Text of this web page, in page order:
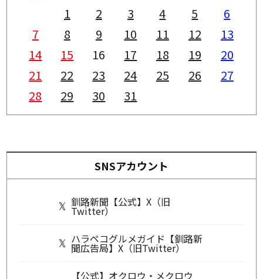
1
2 3 4 5
6
7
8 9 10 11 12
13
14
15 16 17 18 19
20
21
22 23 24 25 26
27
28
29 30 31
SNSアカウント
釧路新聞【公式】X（旧
Twitter）
ハラペコグルメガイド【釧路新
聞広告局】X（旧Twitter）
【公式】オクロウ・メクロウ